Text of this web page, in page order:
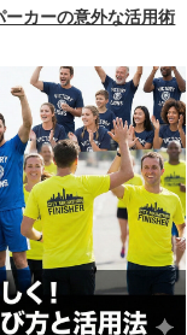
カーの意外な活用術